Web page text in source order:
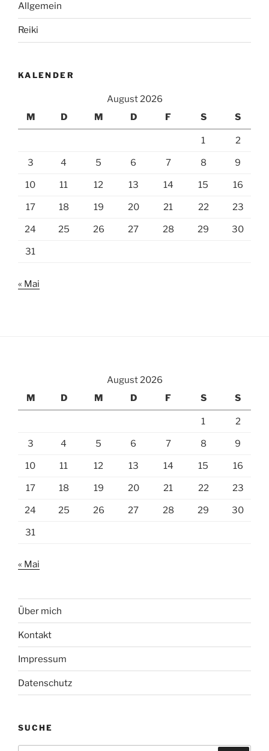
Allgemein
Reiki
KALENDER
August 2026
M
D M D F S S
1 2
3 4 5 6 7 8 9
10 11 12 13 14 15 16
17 18 19 20 21 22 23
24 25 26 27 28 29 30
31
« Mai
August 2026
M
D M D F S S
1 2
3 4 5 6 7 8 9
10 11 12 13 14 15 16
17 18 19 20 21 22 23
24 25 26 27 28 29 30
31
« Mai
Über mich
Kontakt
Impressum
Datenschutz
SUCHE